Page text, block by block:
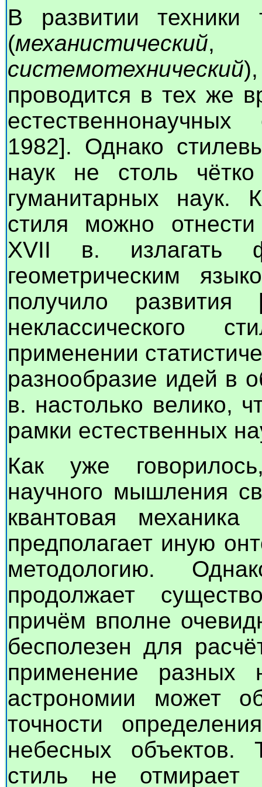
В развитии техники
(механистический
системотехнический
проводится в тех же
1982]. Однако
наук не столь
гуманитарных наук.
стиля можно
XVII в. излагать
геометрическим
получило развития
неклассического
применении
разнообразие идей в
в. настолько велико,
рамки естественных
Как уже
научного мышления
квантовая
предполагает иную
методологию.
продолжает
причём вполне
бесполезен для
применение разных
астрономии может
точности
небесных объектов.
стиль не отмирает